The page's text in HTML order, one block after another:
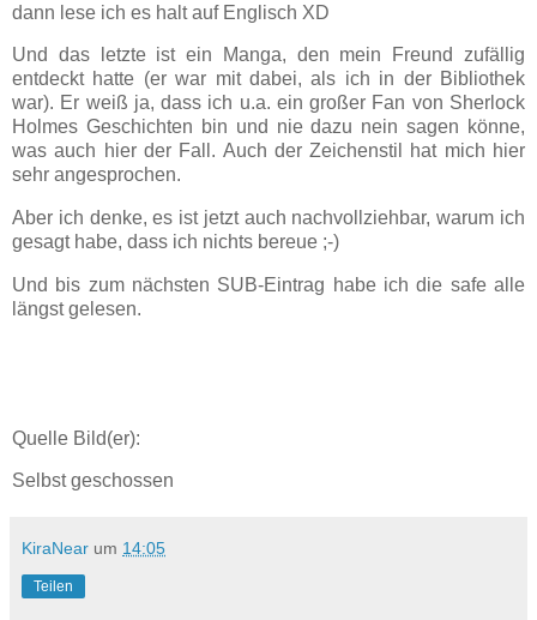
dann lese ich es halt auf Englisch XD
Und das letzte ist ein Manga, den mein Freund zufällig
entdeckt hatte (er war mit dabei, als ich in der Bibliothek
war). Er weiß ja, dass ich u.a. ein großer Fan von Sherlock
Holmes Geschichten bin und nie dazu nein sagen könne,
was auch hier der Fall. Auch der Zeichenstil hat mich hier
sehr angesprochen.
Aber ich denke, es ist jetzt auch nachvollziehbar, warum ich
gesagt habe, dass ich nichts bereue ;-)
Und bis zum nächsten SUB-Eintrag habe ich die safe alle
längst gelesen.
Quelle Bild(er):
Selbst geschossen
KiraNear um 14:05
Teilen